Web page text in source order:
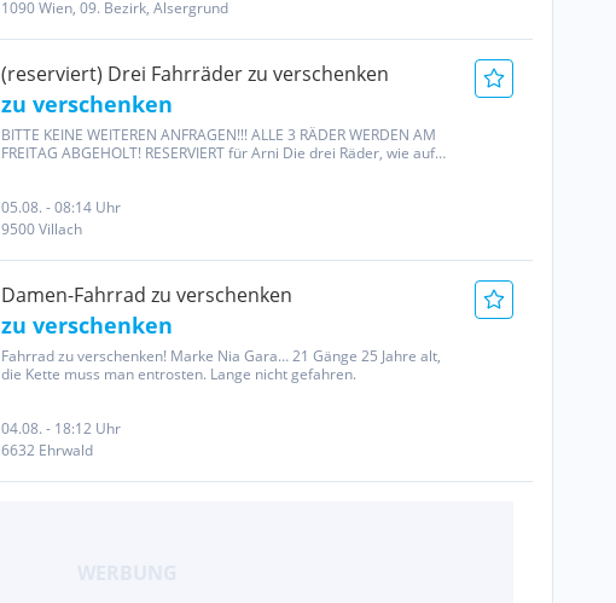
1090 Wien, 09. Bezirk, Alsergrund
(reserviert) Drei Fahrräder zu verschenken
zu verschenken
BITTE KEINE WEITEREN ANFRAGEN!!! ALLE 3 RÄDER WERDEN AM
FREITAG ABGEHOLT! RESERVIERT für Arni Die drei Räder, wie auf
Ahnung...
05.08. - 08:14 Uhr
9500 Villach
Damen-Fahrrad zu verschenken
zu verschenken
Fahrrad zu verschenken! Marke Nia Gara… 21 Gänge 25 Jahre alt,
die Kette muss man entrosten. Lange nicht gefahren.
04.08. - 18:12 Uhr
6632 Ehrwald